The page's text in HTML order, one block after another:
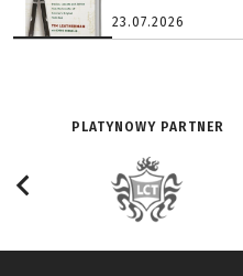
23.07.2026
PLATYNOWY PARTNER